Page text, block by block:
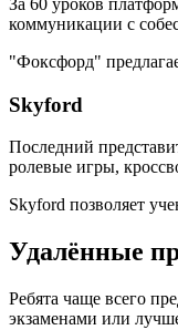
За 60 уроков
коммуникации с
"Фоксфорд"
Skyford
Последний
ролевые игры,
Skyford позволяет
Удалённые
Ребята чаще всего
экзаменами или